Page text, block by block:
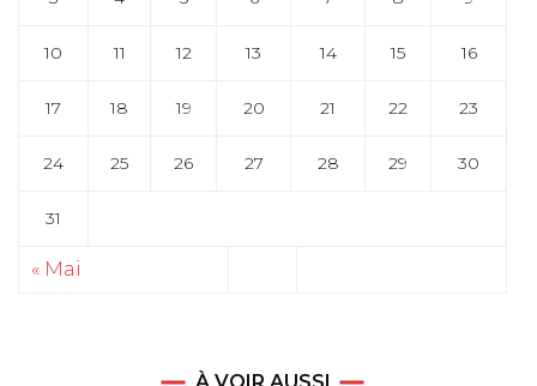
10 11 12 13 14 15 16
17 18 19 20 21 22 23
24 25 26 27 28 29 30
31
« Mai
À VOIR AUSSI